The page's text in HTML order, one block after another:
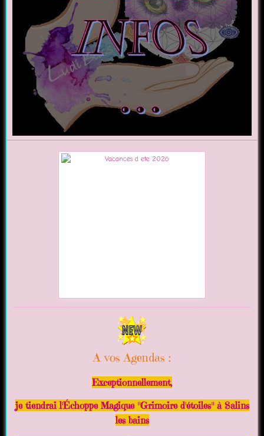
A vos Agendas :
Exceptionnellement,
je tiendrai l'Échoppe Magique "Grimoire d'étoiles" à Salins
les bains